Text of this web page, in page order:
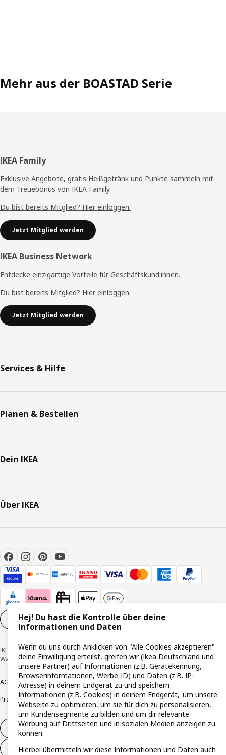
Mehr aus der BOASTAD Serie
Fußzeile
IKEA Family
Exklusive Angebote, gratis Heißgetränk und Punkte sammeln mit
dem Treuebonus von IKEA Family.
Du bist bereits Mitglied? Hier einloggen.
Jetzt Mitglied werden
IKEA Business Network
Entdecke einzigartige Vorteile für Geschäftskund:innen.
Du bist bereits Mitglied? Hier einloggen.
Jetzt Mitglied werden
Services & Hilfe
Planen & Bestellen
Dein IKEA
Über IKEA
Cookie-Einstellungen DE
IKEA Deutschland GmbH & Co. KG - Am Wandersmann 2-4, 65719 Hofheim-
Wallau © Inter IKEA Systems B.V. 1999-2026
AGB Barrierefreiheit Cookie-RichtlinieDatenschutzerklärungImpressum
ProduktrückrufeResponsible DisclosureVertrauensstelle
Vertrag widerrufen
Vertrag widerrufen (Services & Leistungen)
Hej! Du hast die Kontrolle über deine
Informationen und Daten
Wenn du uns durch Anklicken von "Alle Cookies akzeptieren"
deine Einwilligung erteilst, greifen wir (Ikea Deutschland und
unsere Partner) auf Informationen (z.B. Gerätekennung,
Browserinformationen, Werbe-ID) und Daten (z.B. IP-
Adresse) in deinem Endgerät zu und speichern
Informationen (z.B. Cookies) in deinem Endgerät, um unsere
Webseite zu optimieren, um sie für dich zu personalisieren,
um Kundensegmente zu bilden und um dir relevante
Werbung auf Drittseiten und in sozialen Medien anzeigen zu
können.
Hierbei übermitteln wir diese Informationen und Daten auch